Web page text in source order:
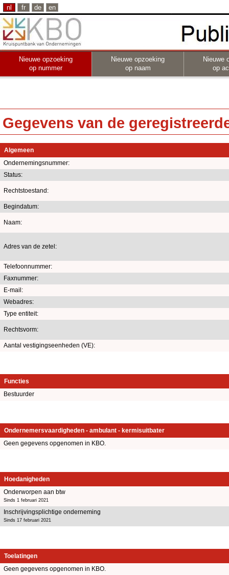
nl fr de en
Nieuwe opzoeking
op nummer
Nieuwe opzoeking
op naam
Nieuwe
op
Gegevens van de
Algemeen
Ondernemingsnummer:
Status:
Rechtstoestand:
Begindatum:
Naam:
Adres van de zetel:
Telefoonnummer:
Faxnummer:
E-mail:
Webadres:
Type entiteit:
Rechtsvorm:
Aantal vestigingseenheden (VE):
Functies
Bestuurder
Ondernemersvaardigheden - ambulant - kermisuitbater
Geen gegevens opgenomen in KBO.
Hoedanigheden
Onderworpen aan btw
Sinds 1 februari 2021
Inschrijvingsplichtige onderneming
Sinds 17 februari 2021
Toelatingen
Geen gegevens opgenomen in KBO.